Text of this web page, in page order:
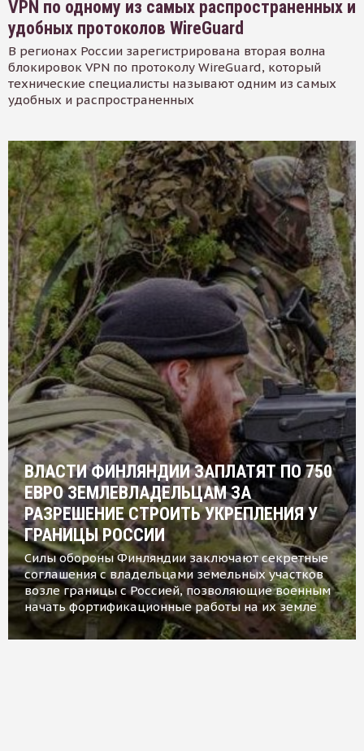
VPN по одному из самых распространенных и
удобных протоколов WireGuard
В регионах России зарегистрирована вторая волна
блокировок VPN по протоколу WireGuard, который
технические специалисты называют одним из самых
удобных и распространенных
ВЛАСТИ ФИНЛЯНДИИ ЗАПЛАТЯТ ПО 750
ЕВРО ЗЕМЛЕВЛАДЕЛЬЦАМ ЗА
РАЗРЕШЕНИЕ СТРОИТЬ УКРЕПЛЕНИЯ У
ГРАНИЦЫ РОССИИ
Силы обороны Финляндии заключают секретные
соглашения с владельцами земельных участков
возле границы с Россией, позволяющие военным
начать фортификационные работы на их земле